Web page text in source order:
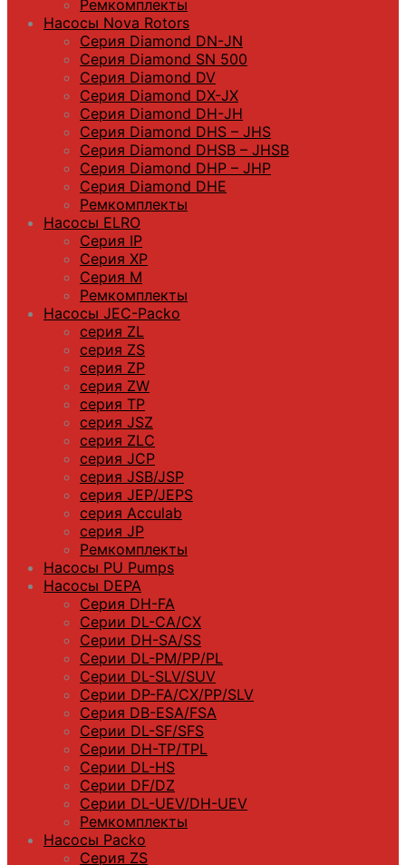
Ремкомплекты
Насосы Nova Rotors
Серия Diamond DN-JN
Серия Diamond SN 500
Серия Diamond DV
Серия Diamond DX-JX
Серия Diamond DH-JH
Серия Diamond DHS – JHS
Серия Diamond DHSB – JHSB
Серия Diamond DHP – JHP
Серия Diamond DHE
Ремкомплекты
Насосы ELRO
Серия IP
Серия XP
Серия M
Ремкомплекты
Насосы JEC-Packo
серия ZL
серия ZS
серия ZP
серия ZW
серия TP
серия JSZ
серия ZLC
серия JCP
серия JSB/JSP
серия JEP/JEPS
серия Acculab
серия JP
Ремкомплекты
Насосы PU Pumps
Насосы DEPA
Серия DH-FA
Серии DL-CA/CX
Серии DH-SA/SS
Серии DL-PM/РР/PL
Серии DL-SLV/SUV
Серии DP-FA/CX/PP/SLV
Серия DB-ЕSA/FSA
Серии DL-SF/SFS
Серии DН-ТP/ТPL
Серии DL-HS
Серии DF/DZ
Серии DL-UEV/DH-UEV
Ремкомплекты
Насосы Packo
Серия ZS